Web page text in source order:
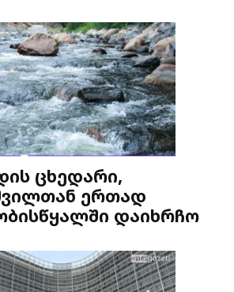
ცხედარი,
ერთად
დაიხრჩო